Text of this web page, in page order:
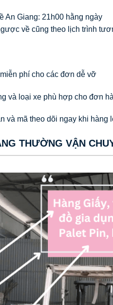
An Giang: 21h00 hằng ngày
về cũng theo lịch trình
phí cho các đơn dễ vỡ
và loại xe phù hợp cho đơn
và mã theo dõi ngay khi hàng
THƯỜNG VẬN